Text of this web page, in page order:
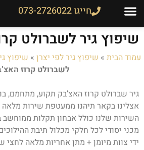
חייגו 073-2726022
שיפוץ גיר לשברולט
עמוד הבית » שיפוץ גיר לפי יצרן » שיפוץ
לשברולט קרוז
גיר שברולט קרוז האצ’בק תקוע, מתחמם,
אצלינו בקאר תיהנו ממעטפת שירות מלאה
השירות שלנו כולל אבחון תקלות ממוחשב
מכני יסודי לכל חלקי מכלול תיבת
ידי צוות מיומן + מתן אחריות מלאה לחצי